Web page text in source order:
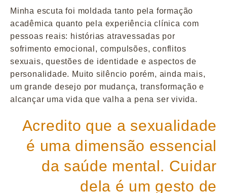
Minha escuta foi moldada tanto pela formação
acadêmica quanto pela experiência clínica com
pessoas reais: histórias atravessadas por
sofrimento emocional, compulsões, conflitos
sexuais, questões de identidade e aspectos de
personalidade. Muito silêncio porém, ainda mais,
um grande desejo por mudança, transformação e
alcançar uma vida que valha a pena ser vivida.
Acredito que a sexualidade
é uma dimensão essencial
da saúde mental. Cuidar
dela é um gesto de